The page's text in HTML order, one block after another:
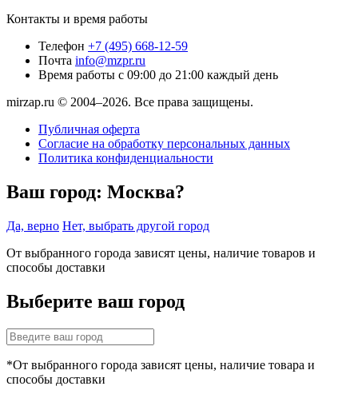
Контакты и время работы
Телефон +7 (495) 668-12-59
Почта info@mzpr.ru
Время работы с 09:00 до 21:00 каждый день
mirzap.ru © 2004–2026. Все права защищены.
Публичная оферта
Согласие на обработку персональных данных
Политика конфиденциальности
Ваш город: Москва?
Да, верно Нет, выбрать другой город
От выбранного города зависят цены, наличие товаров и
способы доставки
Выберите ваш город
*От выбранного города зависят цены, наличие товара и
способы доставки